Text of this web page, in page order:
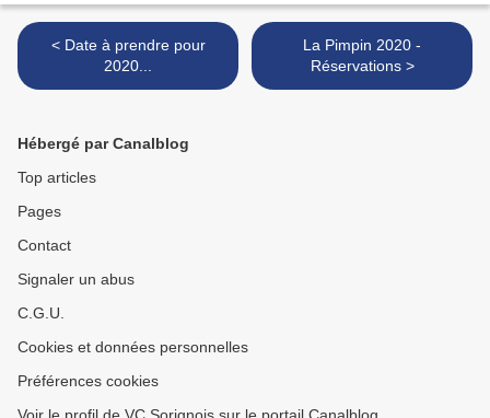
< Date à prendre pour
2020...
La Pimpin 2020 -
Réservations >
Hébergé par Canalblog
Top articles
Pages
Contact
Signaler un abus
C.G.U.
Cookies et données personnelles
Préférences cookies